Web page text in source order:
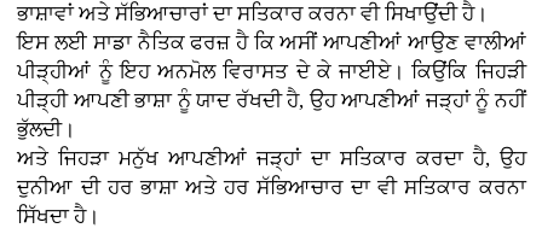
ਭਾਸ਼ਾਵਾਂ ਅਤੇ ਸੱਭਿਆਚਾਰਾਂ ਦਾ ਸਤਿਕਾਰ ਕਰਨਾ ਵੀ ਸਿਖਾਉਂਦੀ ਹੈ।
ਇਸ ਲਈ ਸਾਡਾ ਨੈਤਿਕ ਫਰਜ਼ ਹੈ ਕਿ ਅਸੀਂ ਆਪਣੀਆਂ ਆਉਣ ਵਾਲੀਆਂ
ਪੀੜ੍ਹੀਆਂ ਨੂੰ ਇਹ ਅਨਮੋਲ ਵਿਰਾਸਤ ਦੇ ਕੇ ਜਾਈਏ। ਕਿਉਂਕਿ ਜਿਹੜੀ
ਪੀੜ੍ਹੀ ਆਪਣੀ ਭਾਸ਼ਾ ਨੂੰ ਯਾਦ ਰੱਖਦੀ ਹੈ, ਉਹ ਆਪਣੀਆਂ ਜੜ੍ਹਾਂ ਨੂੰ ਨਹੀਂ
ਭੁੱਲਦੀ।
ਅਤੇ ਜਿਹੜਾ ਮਨੁੱਖ ਆਪਣੀਆਂ ਜੜ੍ਹਾਂ ਦਾ ਸਤਿਕਾਰ ਕਰਦਾ ਹੈ, ਉਹ
ਦੁਨੀਆ ਦੀ ਹਰ ਭਾਸ਼ਾ ਅਤੇ ਹਰ ਸੱਭਿਆਚਾਰ ਦਾ ਵੀ ਸਤਿਕਾਰ ਕਰਨਾ
ਸਿੱਖਦਾ ਹੈ।